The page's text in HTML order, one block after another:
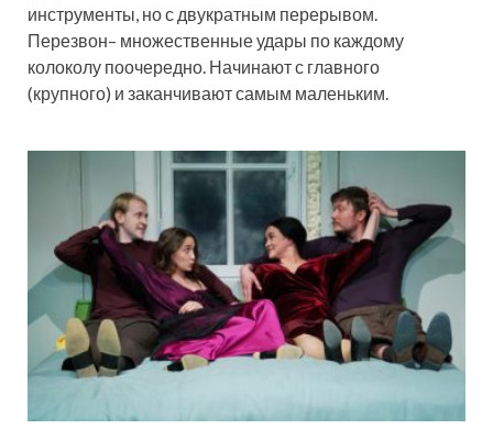
инструменты, но с двукратным перерывом.
Перезвон– множественные удары по каждому
колоколу поочередно. Начинают с главного
(крупного) и заканчивают самым маленьким.